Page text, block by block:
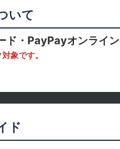
いて
ド・PayPayオンライン
象です。
ド